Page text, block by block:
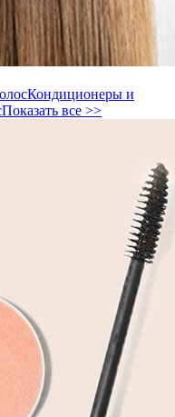
Кондиционеры и
Показать все >>